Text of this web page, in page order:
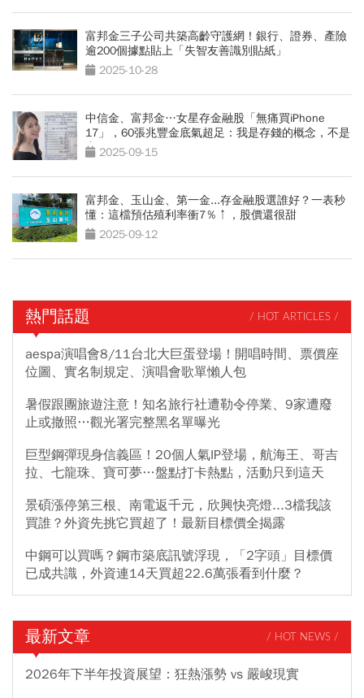
富邦金三子公司共築高齡守護網！銀行、證券、產險
逾200個據點貼上「失智友善識別貼紙」
2025-10-28
中信金、富邦金…女星存金融股「無痛買iPhone
17」，60張兆豐金底氣超足：我是存錢的概念，不是
賺價差
2025-09-15
富邦金、玉山金、第一金...存金融股選誰好？一表秒
懂：這檔預估殖利率衝7％↑，股價還很甜
2025-09-12
熱門話題 / HOT ARTICLES /
aespa演唱會8/11台北大巨蛋登場！開唱時間、票價座
位圖、實名制規定、演唱會歌單懶人包
暑假跟團旅遊注意！知名旅行社遭勒令停業、9家遭廢
止或撤照…觀光署完整黑名單曝光
巨型鋼彈現身信義區！20個人氣IP登場，航海王、哥吉
拉、七龍珠、寶可夢…盤點打卡熱點，活動只到這天
景碩漲停第三根、南電返千元，欣興快亮燈...3檔我該
買誰？外資先挑它買超了！最新目標價全揭露
中鋼可以買嗎？鋼市築底訊號浮現，「2字頭」目標價
已成共識，外資連14天買超22.6萬張看到什麼？
最新文章 / HOT NEWS /
2026年下半年投資展望：狂熱漲勢 vs 嚴峻現實